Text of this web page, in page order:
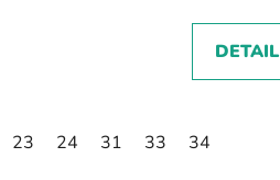
DETAIL
23 24 31 33 34